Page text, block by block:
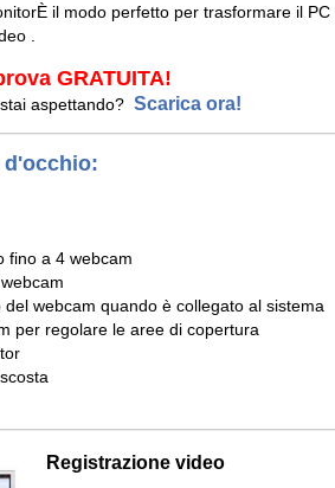
il modo perfetto per trasformare il
.
GRATUITA!
aspettando? Scarica ora!
d'occhio:
fino a 4 webcam
webcam quando è collegato al sistema
per regolare le aree di copertura
Registrazione video